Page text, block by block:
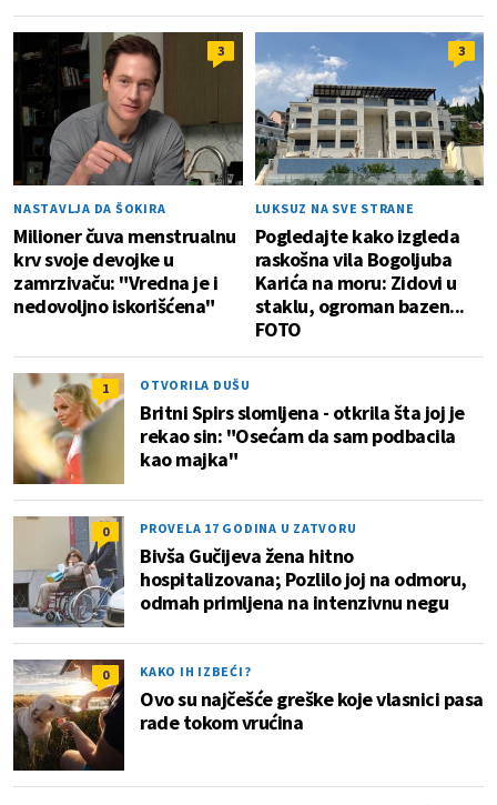
3
NASTAVLJA DA ŠOKIRA
Milioner čuva menstrualnu
krv svoje devojke u
zamrzivaču: "Vredna je i
nedovoljno iskorišćena"
3
LUKSUZ NA SVE STRANE
Pogledajte kako izgleda
raskošna vila Bogoljuba
Karića na moru: Zidovi u
staklu, ogroman bazen...
FOTO
1 OTVORILA DUŠU
Britni Spirs slomljena - otkrila šta joj je
rekao sin: "Osećam da sam podbacila
kao majka"
0 PROVELA 17 GODINA U ZATVORU
Bivša Gučijeva žena hitno
hospitalizovana; Pozlilo joj na odmoru,
odmah primljena na intenzivnu negu
0 KAKO IH IZBEĆI?
Ovo su najčešće greške koje vlasnici pasa
rade tokom vrućina